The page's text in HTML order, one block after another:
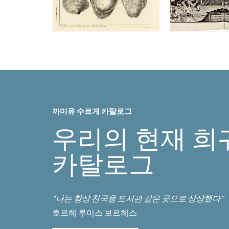
까미유 수르게 카탈로그
우리의 현재 희
카탈로그
“나는 항상 천국을 도서관 같은 곳으로 상상했다”
호르헤 루이스 보르헤스